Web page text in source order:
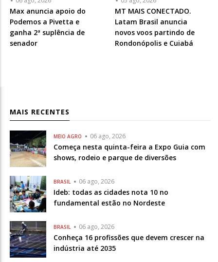
Max anuncia apoio do
Podemos a Pivetta e
ganha 2ª suplência de
senador
MT MAIS CONECTADO.
Latam Brasil anuncia
novos voos partindo de
Rondonópolis e Cuiabá
MAIS RECENTES
MEIO AGRO 06 ago, 2026
Começa nesta quinta-feira a Expo Guia com
shows, rodeio e parque de diversões
BRASIL 06 ago, 2026
Ideb: todas as cidades nota 10 no
fundamental estão no Nordeste
BRASIL 06 ago, 2026
Conheça 16 profissões que devem crescer na
indústria até 2035